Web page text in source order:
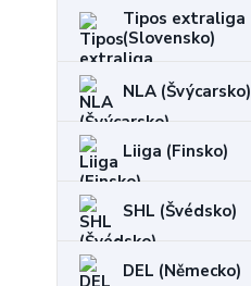
Tipos extraliga
(Slovensko)
NLA (Švýcarsko)
Liiga (Finsko)
SHL (Švédsko)
DEL (Německo)